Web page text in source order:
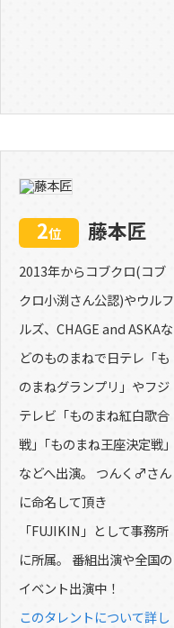
2位 藤本匠
2013年からコブクロ(コブ
クロ小渕さん公認)やウルフ
ルズ、CHAGE and ASKAな
どのものまねで日テレ「も
のまねグランプリ」やフジ
テレビ「ものまね紅白歌合
戦」｢ものまね王座決定戦｣
などへ出演。 つんく♂さん
に命名して頂き
「FUJIKIN」として事務所
に所属。 番組出演や全国の
イベント出演中！
このタレントについて詳し